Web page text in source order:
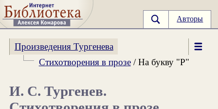
Авторы
Произведения Тургенева
Стихотворения в прозе/ На букву "Р"
И. С. Тургенев.